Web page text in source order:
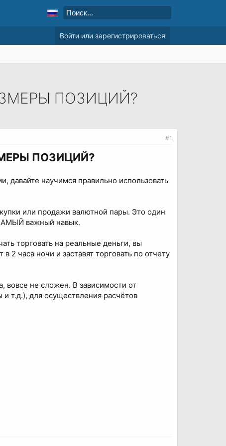
ПОЗИЦИЙ?
#1
ПОЗИЦИЙ?
давайте научимся правильно использовать
или продажи валютной пары. Это один
важный навык.
торговать на реальные деньги, вы
часа ночи и заставят торговать по отчету
вовсе не сложен. В зависимости от
т.д.), для осуществления расчётов
Войти или зарегистрироваться